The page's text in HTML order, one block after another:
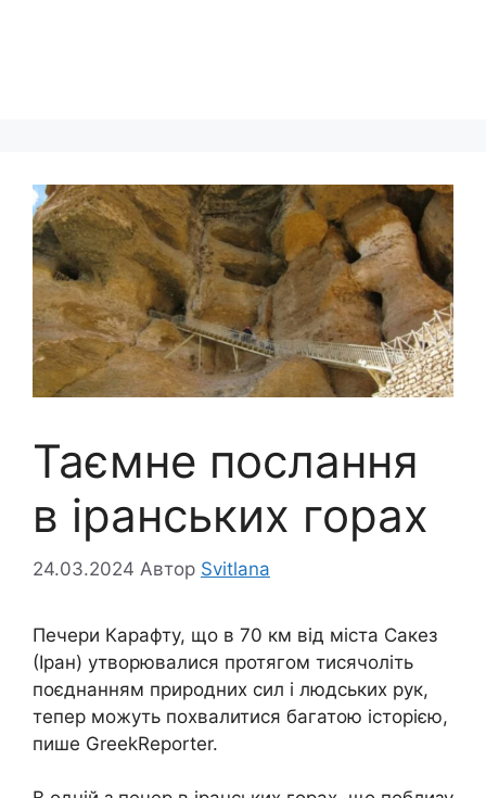
Таємне послання
в іранських горах
24.03.2024 Автор Svitlana
Печери Карафту, що в 70 км від міста Сакез
(Іран) утворювалися протягом тисячоліть
поєднанням природних сил і людських рук,
тепер можуть похвалитися багатою історією,
пише GreekReporter.